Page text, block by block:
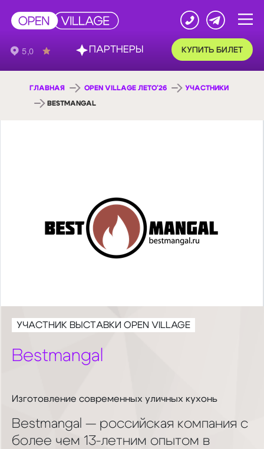
КУПИТЬ БИЛЕТ
ГЛАВНАЯ OPEN VILLAGE ЛЕТО'26 УЧАСТНИКИ
BESTMANGAL
УЧАСТНИК ВЫСТАВКИ OPEN VILLAGE
Bestmangal
Изготовление современных уличных кухонь
Bestmangal — российская компания с
более чем 13-летним опытом в